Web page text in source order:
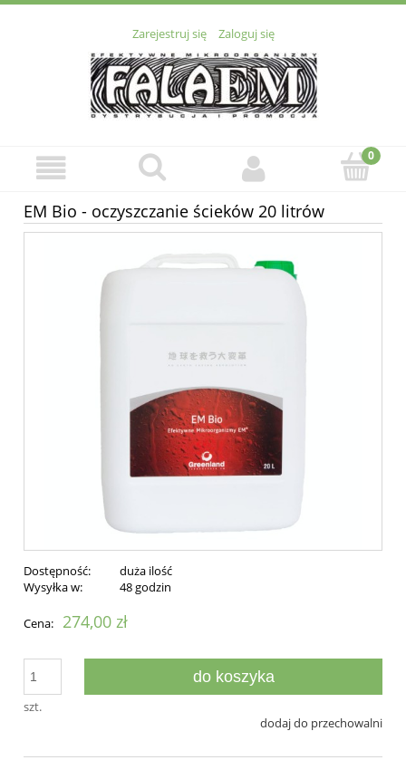
Zarejestruj się Zaloguj się
EM Bio - oczyszczanie ścieków 20 litrów
Dostępność:
duża ilość
Wysyłka w:
48 godzin
Cena: 274,00 zł
szt.
do koszyka
dodaj do przechowalni